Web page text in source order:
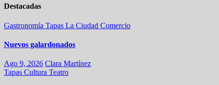
Destacadas
Gastronomía Tapas La Ciudad Comercio
Nuevos galardonados
Ago 9, 2026 Clara Martínez
Tapas Cultura Teatro